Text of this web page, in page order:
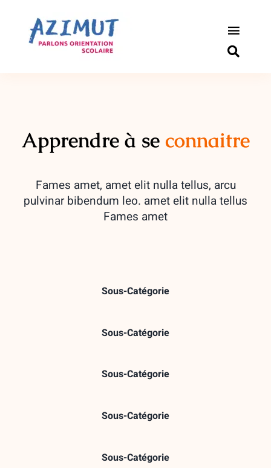
contenu
Toggle
Qui
Apprendre à se connaitre
Fames amet, amet elit nulla tellus, arcu
pulvinar bibendum leo. amet elit nulla tellus
Fames amet
Sous-Catégorie
Sous-Catégorie
Sous-Catégorie
Sous-Catégorie
Sous-Catégorie